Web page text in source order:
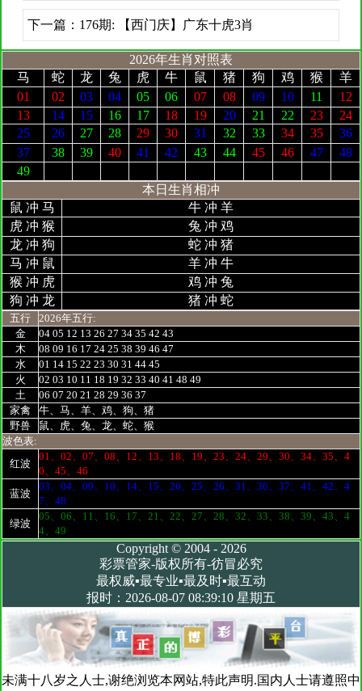
下一篇： 176期: 【西门庆】广东十虎3肖
2026年生肖对照表
马
蛇 龙 兔 虎 牛 鼠 猪 狗 鸡 猴
羊
01
02 03 04 05 06 07 08 09 10 11
12
13
14 15 16 17 18 19 20 21 22 23
24
25
26 27 28 29 30 31 32 33 34 35
36
37
38 39 40 41 42 43 44 45 46 47
48
49
本日生肖相冲
鼠 冲 马
牛 冲 羊
虎 冲 猴
兔 冲 鸡
龙 冲 狗
蛇 冲 猪
马 冲 鼠
羊 冲 牛
猴 冲 虎
鸡 冲 兔
狗 冲 龙
猪 冲 蛇
五行
2026年五行:
金
04 05 12 13 26 27 34 35 42 43
木
08 09 16 17 24 25 38 39 46 47
水
01 14 15 22 23 30 31 44 45
火
02 03 10 11 18 19 32 33 40 41 48 49
土
06 07 20 21 28 29 36 37
家禽
牛、马、羊、鸡、狗、猪
野兽
鼠、虎、兔、龙、蛇、猴
波色表:
红波
01、02、07、08、12、13、18、19、23、24、29、30、34、35、4
0、45、46
蓝波
03、04、09、10、14、15、20、25、26、31、36、37、41、42、4
7、48
绿波
05、06、11、16、17、21、22、27、28、32、33、38、39、43、4
4、49
Copyright © 2004 - 2026
彩票管家-版权所有-彷冒必究
最权威▪最专业▪最及时▪最互动
报时：2026-08-07 08:39:10 星期五
未满十八岁之人士,谢绝浏览本网站,特此声明.国内人士请遵照中